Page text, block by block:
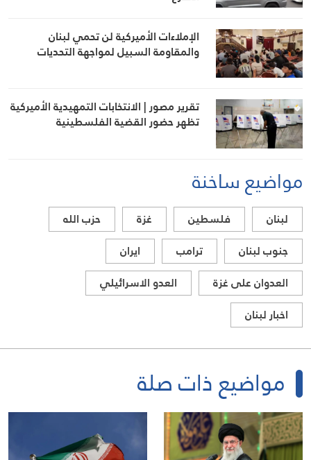
الإملاءات الأميركية لن تحمي لبنان
والمقاومة السبيل لمواجهة التحديات
تقرير مصور | الانتخابات التمهيدية الأميركية
تظهر حضور القضية الفلسطينية
مواضيع ساخنة
لبنان فلسطين غزة
حزب الله
جنوب لبنان
ترامب
ايران
العدوان على غزة
العدو الاسرائيلي
اخبار لبنان
مواضيع ذات صلة